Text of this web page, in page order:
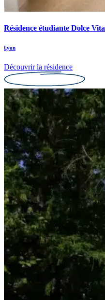
Résidence étudiante Dolce Vita
Lyon
Découvrir la résidence